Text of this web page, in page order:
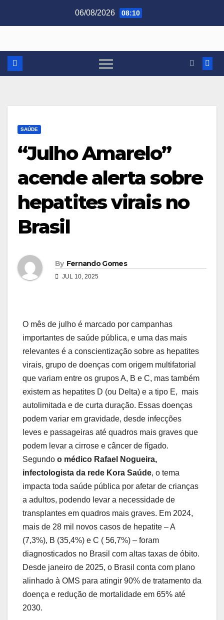
06/08/2026 08:10
SAÚDE
“Julho Amarelo”
acende alerta sobre
hepatites virais no
Brasil
By Fernando Gomes
JUL 10, 2025
O mês de julho é marcado por campanhas
importantes de saúde pública, e uma das mais
relevantes é a conscientização sobre as hepatites
virais, grupo de doenças com origem multifatorial
que variam entre os grupos A, B e C, mas também
existem as hepatites D (ou Delta) e a tipo E, mais
autolimitada e de curta duração. Essas doenças
podem variar em gravidade, desde infecções
leves e passageiras até quadros mais graves que
podem levar a cirrose e câncer de fígado.
Segundo o médico Rafael Nogueira,
infectologista da rede Kora Saúde, o tema
impacta toda saúde pública por afetar de crianças
a adultos, podendo levar a necessidade de
transplantes em quadros mais graves. Em 2024,
mais de 28 mil novos casos de hepatite – A
(7,3%), B (35,4%) e C ( 56,7%) – foram
diagnosticados no Brasil com altas taxas de óbito.
Desde janeiro de 2025, o Brasil conta com plano
alinhado à OMS para atingir 90% de tratamento da
doença e redução de mortalidade em 65% até
2030.